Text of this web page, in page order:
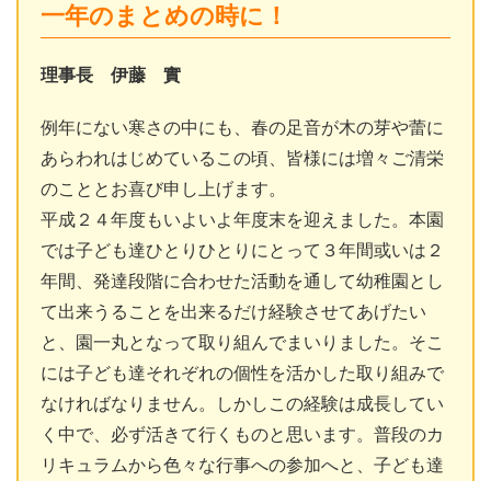
一年のまとめの時に！
理事長 伊藤 實
例年にない寒さの中にも、春の足音が木の芽や蕾に
あらわれはじめているこの頃、皆様には増々ご清栄
のこととお喜び申し上げます。
平成２４年度もいよいよ年度末を迎えました。本園
では子ども達ひとりひとりにとって３年間或いは２
年間、発達段階に合わせた活動を通して幼稚園とし
て出来うることを出来るだけ経験させてあげたい
と、園一丸となって取り組んでまいりました。そこ
には子ども達それぞれの個性を活かした取り組みで
なければなりません。しかしこの経験は成長してい
く中で、必ず活きて行くものと思います。普段のカ
リキュラムから色々な行事への参加へと、子ども達